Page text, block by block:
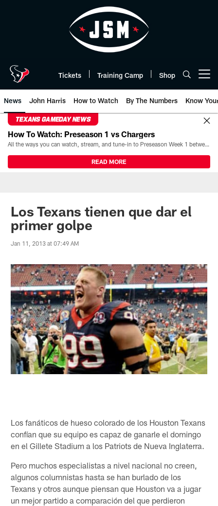
Tickets Training Camp Shop
News John Harris How to Watch By The Numbers Know
TEXANS GAMEDAY NEWS
How To Watch: Preseason 1 vs Chargers
All the ways you can watch, stream, and tune-in to Preseason Week 1 between the Texans and the Los Angeles Chargers at Reliant Stadium on August 13.
READ MORE
Los Texans tienen que dar el
primer golpe
Jan 11, 2013 at 07:49 AM
Los fanáticos de hueso colorado de los Houston Texans
confían que su equipo es capaz de ganarle el domingo
en el Gillete Stadium a los Patriots de Nueva Inglaterra.
Pero muchos especialistas a nivel nacional no creen,
algunos columnistas hasta se han burlado de los
Texans y otros aunque piensan que Houston va a jugar
un mejor partido a comparación del que perdieron